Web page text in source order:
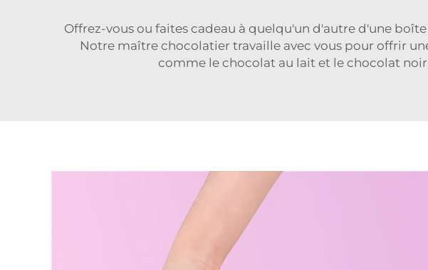
Offrez-vous ou faites cadeau à quelqu'un d'autre d'une
Notre maître chocolatier travaille avec vous pour offrir
comme le chocolat au lait et le chocolat